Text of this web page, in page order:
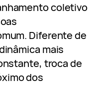
coletivo
Diferente de
mais
troca de
dos